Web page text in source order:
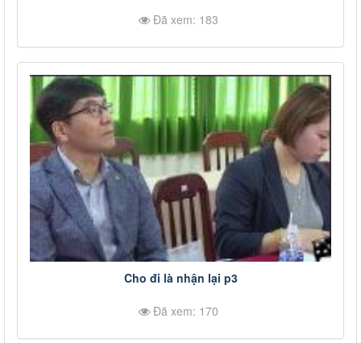
Đã xem: 183
Cho đi là nhận lại p3
Đã xem: 170